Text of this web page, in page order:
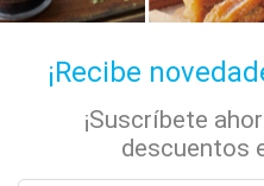
¡Recibe
¡Suscríbete
descuentos
✡ Koshers 📚 Libros